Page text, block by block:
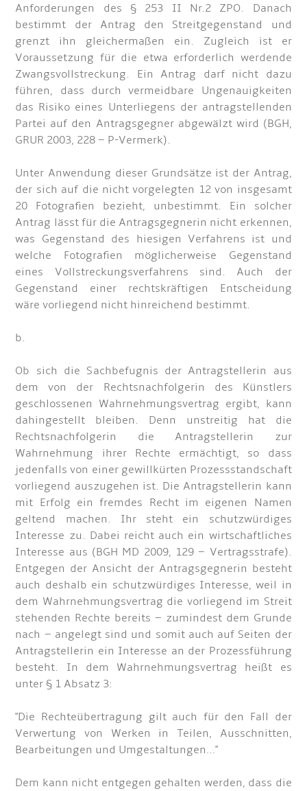
Anforderungen des § 253 II Nr.2 ZPO. Danach
bestimmt der Antrag den Streitgegenstand und
grenzt ihn gleichermaßen ein. Zugleich ist er
Voraussetzung für die etwa erforderlich werdende
Zwangsvollstreckung. Ein Antrag darf nicht dazu
führen, dass durch vermeidbare Ungenauigkeiten
das Risiko eines Unterliegens der antragstellenden
Partei auf den Antragsgegner abgewälzt wird (BGH,
GRUR 2003, 228 – P-Vermerk).
Unter Anwendung dieser Grundsätze ist der Antrag,
der sich auf die nicht vorgelegten 12 von insgesamt
20 Fotografien bezieht, unbestimmt. Ein solcher
Antrag lässt für die Antragsgegnerin nicht erkennen,
was Gegenstand des hiesigen Verfahrens ist und
welche Fotografien möglicherweise Gegenstand
eines Vollstreckungsverfahrens sind. Auch der
Gegenstand einer rechtskräftigen Entscheidung
wäre vorliegend nicht hinreichend bestimmt.
b.
Ob sich die Sachbefugnis der Antragstellerin aus
dem von der Rechtsnachfolgerin des Künstlers
geschlossenen Wahrnehmungsvertrag ergibt, kann
dahingestellt bleiben. Denn unstreitig hat die
Rechtsnachfolgerin die Antragstellerin zur
Wahrnehmung ihrer Rechte ermächtigt, so dass
jedenfalls von einer gewillkürten Prozessstandschaft
vorliegend auszugehen ist. Die Antragstellerin kann
mit Erfolg ein fremdes Recht im eigenen Namen
geltend machen. Ihr steht ein schutzwürdiges
Interesse zu. Dabei reicht auch ein wirtschaftliches
Interesse aus (BGH MD 2009, 129 – Vertragsstrafe).
Entgegen der Ansicht der Antragsgegnerin besteht
auch deshalb ein schutzwürdiges Interesse, weil in
dem Wahrnehmungsvertrag die vorliegend im Streit
stehenden Rechte bereits – zumindest dem Grunde
nach – angelegt sind und somit auch auf Seiten der
Antragstellerin ein Interesse an der Prozessführung
besteht. In dem Wahrnehmungsvertrag heißt es
unter § 1 Absatz 3:
"Die Rechteübertragung gilt auch für den Fall der
Verwertung von Werken in Teilen, Ausschnitten,
Bearbeitungen und Umgestaltungen…"
Dem kann nicht entgegen gehalten werden, dass die